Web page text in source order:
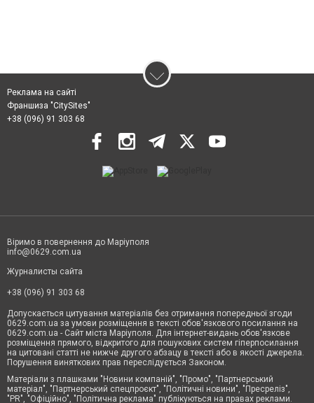
Реклама на сайті
Франшиза "CitySites"
+38 (096) 91 303 68
Віримо в повернення до Маріуполя
info@0629.com.ua
Журналисты сайта
+38 (096) 91 303 68
Допускається цитування матеріалів без отримання попередньої згоди
0629.com.ua за умови розміщення в тексті обов'язкового посилання на
0629.com.ua - Сайт міста Маріуполя. Для інтернет-видань обов'язкове
розміщення прямого, відкритого для пошукових систем гіперпосилання
на цитовані статті не нижче другого абзацу в тексті або в якості джерела.
Порушення виняткових прав переслідується Законом.
Матеріали з плашками "Новини компаній", "Промо", "Партнерський
матеріал", "Партнерський спецпроєкт", "Політичні новини", "Пресреліз",
"PR", "Офіційно", "Політична реклама" публікуються на правах реклами.